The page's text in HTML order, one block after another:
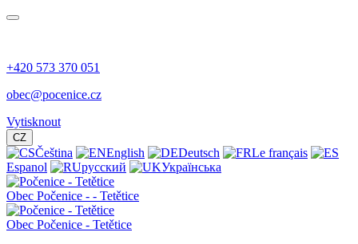
+420 573 370 051
obec@pocenice.cz
Vytisknout
CZ
Čeština English Deutsch
Le français
Espanol
русский Українська
Obec Počenice - - Tetětice
Obec Počenice - Tetětice